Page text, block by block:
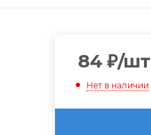
84₽/шт
Нет в наличии